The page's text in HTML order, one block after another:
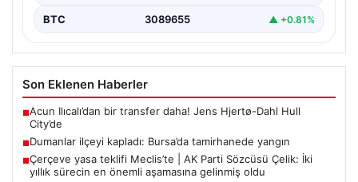
BTC 3089655 ▲ +0.81%
Son Eklenen Haberler
■Acun Ilıcalı’dan bir transfer daha! Jens Hjertø-Dahl Hull
City’de
■Dumanlar ilçeyi kapladı: Bursa’da tamirhanede yangın
■Çerçeve yasa teklifi Meclis’te | AK Parti Sözcüsü Çelik: İki
yıllık sürecin en önemli aşamasına gelinmiş oldu